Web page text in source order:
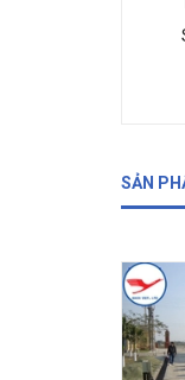
SẢN